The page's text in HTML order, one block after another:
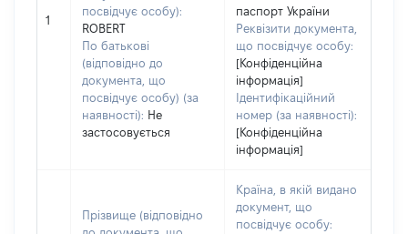
1
посвідчує особу):
ROBERT
По батькові
(відповідно до
документа, що
посвідчує особу) (за
наявності): Не
застосовується
паспорт України
Реквізити документа,
що посвідчує особу:
[Конфіденційна
інформація]
Ідентифікаційний
номер (за наявності):
[Конфіденційна
інформація]
Прізвище (відповідно
Країна, в якій видано
документ, що
посвідчує особу: